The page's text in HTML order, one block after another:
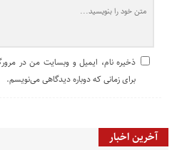
ذخیره نام، ایمیل و وبسایت من در مرورگر
برای زمانی که دوباره دیدگاهی می‌نویسم.
آخرین اخبار